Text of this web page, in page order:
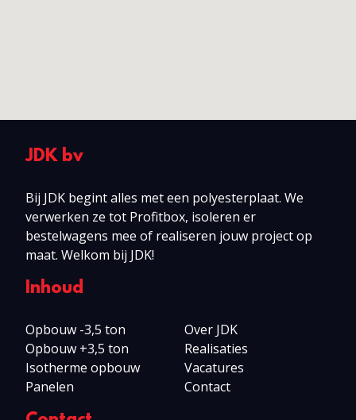
JDK bv
Bij JDK begint alles met een polyesterplaat. We
verwerken ze tot Profitbox, isoleren er
bestelwagens mee of realiseren jouw project op
maat. Welkom bij JDK!
Inhoud
Opbouw -3,5 ton
Opbouw +3,5 ton
Isotherme opbouw
Panelen
Over JDK
Realisaties
Vacatures
Contact